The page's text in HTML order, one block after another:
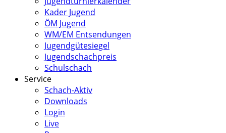
Kader Jugend
ÖM Jugend
WM/EM Entsendungen
Jugendgütesiegel
Jugendschachpreis
Schulschach
Service
Schach-Aktiv
Downloads
Login
Live